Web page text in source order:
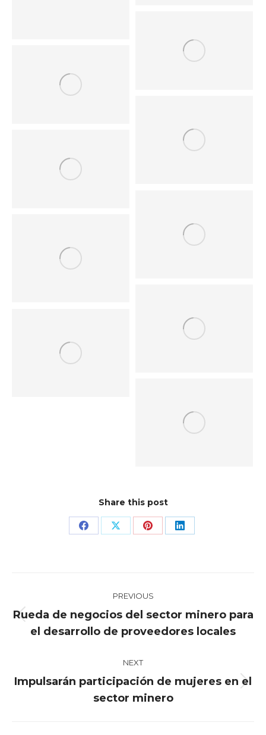
Share this post
Share Share Share Share
navigation
PREVIOUS
Previous
post:
Rueda de negocios del sector minero para
el desarrollo de proveedores locales
NEXT
Next
post:
Impulsarán participación de mujeres en el
sector minero